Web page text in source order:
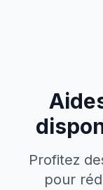
Profitez
pour